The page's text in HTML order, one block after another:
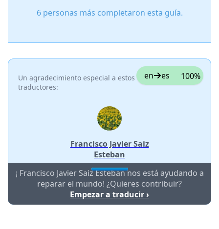
6 personas más completaron esta guía.
Un agradecimiento especial a estos
traductores:
en es 100%
Francisco Javier Saiz
Esteban
¡ Francisco Javier Saiz Esteban nos está ayudando a
reparar el mundo! ¿Quieres contribuir?
Empezar a traducir ›